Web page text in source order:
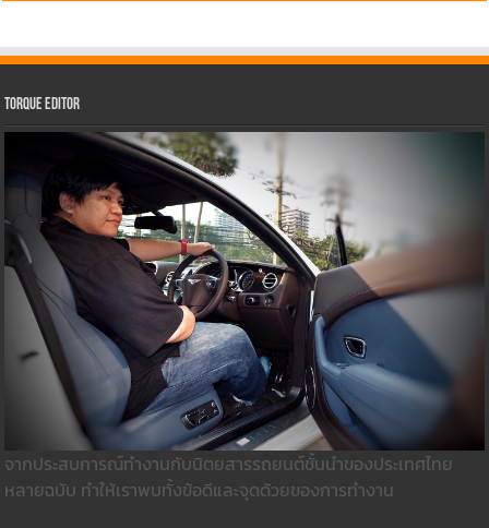
Torque Editor
จากประสบการณ์ทำงานกับนิตยสารรถยนต์ชั้นนำของประเทศไทย
หลายฉบับ ทำให้เราพบทั้งข้อดีและจุดด้วยของการทำงาน